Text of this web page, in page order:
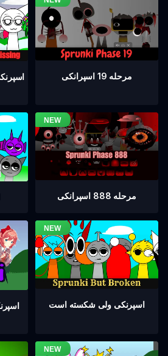
مرحله 19 اسپرانکی
مرحله 888 اسپرانکی
اسپرنکی ولی شکسته است